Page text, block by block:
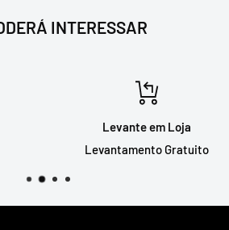
INTERESSAR
Levante em Loja
Levantamento Gratuito